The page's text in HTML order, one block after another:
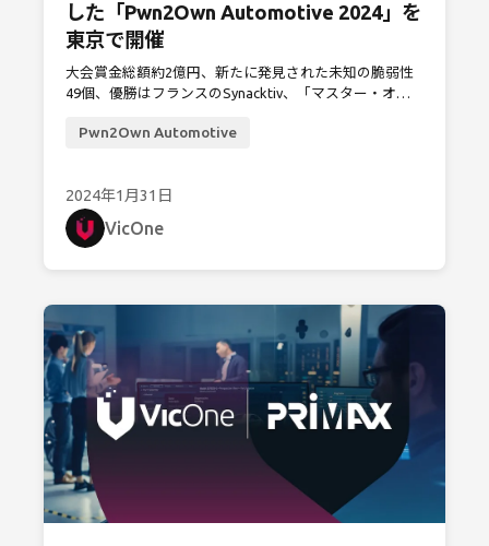
した「Pwn2Own Automotive 2024」を
東京で開催
大会賞金総額約2億円、新たに発見された未知の脆弱性
49個、優勝はフランスのSynacktiv、「マスター・オ
Pwn2Own Automotive
2024年1月31日
VicOne